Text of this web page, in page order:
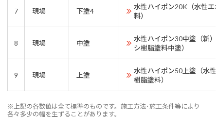
7 現場 下塗4
水性ハイポン20K（水性エ
料）
8 現場 中塗
水性ハイポン30中塗（新
シ樹脂塗料中塗）
9 現場 上塗
水性ハイポン50上塗（水
樹脂塗料）
※上記の各数値は全て標準のものです。施工方法･施工条件等により
各々多少の幅を生ずることがあります。